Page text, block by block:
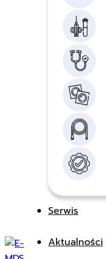
Serwis
Aktualności